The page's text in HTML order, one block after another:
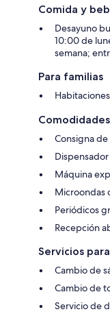
Comida y
Desayuno
10:00 de
semana;
Para familias
Comodidades
Consigna
Máquina
Microondas
Periódicos
Recepción
Servicios
Cambio de
Cambio de
Servicio de